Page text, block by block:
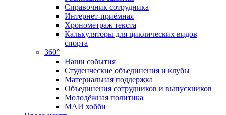
Справочник сотрудника
Интернет-приёмная
Хронометраж текста
Калькуляторы для циклических видов
спорта
360°
Наши события
Студенческие объединения и клубы
Материальная поддержка
Объединения сотрудников и выпускников
Молодёжная политика
МАИ хобби